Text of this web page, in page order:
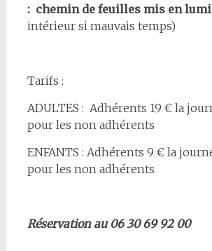
: chemin de feuilles mis en
intérieur si mauvais temps)
Tarifs :
ADULTES : Adhérents 19 € la
pour les non adhérents
ENFANTS : Adhérents 9 € la
pour les non adhérents
Réservation au 06 30 69 92 00